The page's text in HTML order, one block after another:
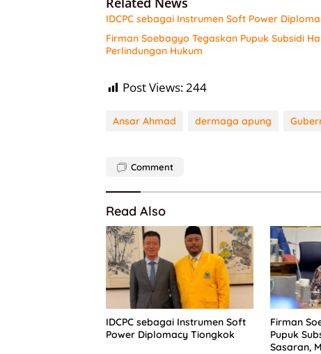
IDCPC sebagai Instrumen Soft Power
Firman Soebagyo Tegaskan Pupuk Subsidi
Perlindungan Hukum
Post Views:244
Ansar Ahmad dermaga apung
Comment
Read Also
IDCPC sebagai Instrumen Soft
Power Diplomacy Tiongkok
Firman
Pupuk
Sasaran,